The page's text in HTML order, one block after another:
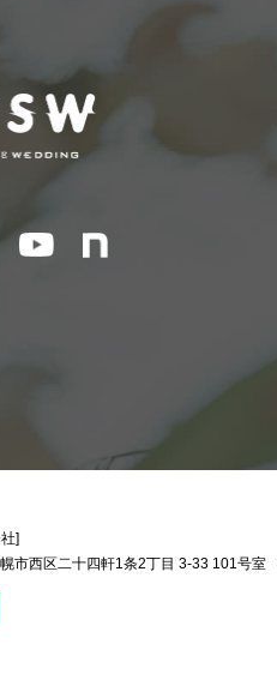
]
市西区二十四軒1条2丁目 3-33 101号室